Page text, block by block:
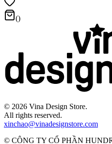
()
© 2026 Vina Design Store.
All rights reserved.
xinchao@vinadesignstore.com
© CÔNG TY CỔ PHẦN